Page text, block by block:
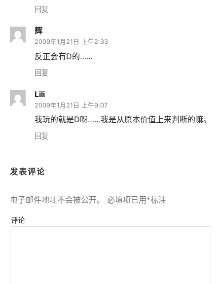
回复
辉
2009年1月21日 上午2:33
反正会有D的……
回复
Lili
2009年1月21日 上午9:07
我玩的就是D呀……我是从原本价值上来判断的嘛。
回复
发表评论
电子邮件地址不会被公开。 必填项已用 *标注
评论